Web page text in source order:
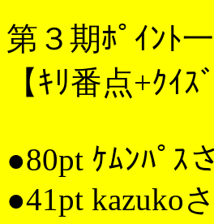
第３期ﾎﾟｲﾝﾄ
【ｷﾘ番点+ｸｲｽ
●80pt ｹﾑﾝﾊﾟｽ
●41pt kazuko